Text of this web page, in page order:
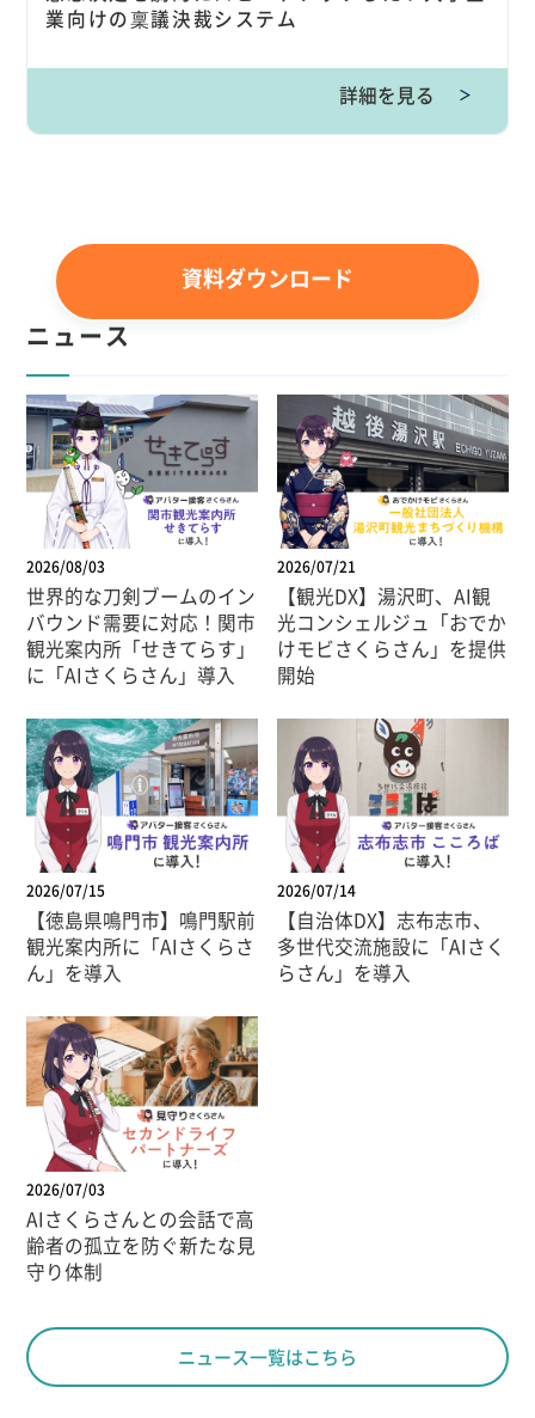
業向けの稟議決裁システム
詳細を見る ＞
資料ダウンロード
ニュース
2026/08/03
世界的な刀剣ブームのイン
バウンド需要に対応！関市
観光案内所「せきてらす」
に「AIさくらさん」導入
2026/07/21
【観光DX】湯沢町、AI観
光コンシェルジュ「おでか
けモビさくらさん」を提供
開始
2026/07/15
【徳島県鳴門市】鳴門駅前
観光案内所に「AIさくらさ
ん」を導入
2026/07/14
【自治体DX】志布志市、
多世代交流施設に「AIさく
らさん」を導入
2026/07/03
AIさくらさんとの会話で高
齢者の孤立を防ぐ新たな見
守り体制
ニュース一覧はこちら